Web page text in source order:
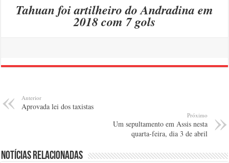
Tahuan foi artilheiro do Andradina em
2018 com 7 gols
Anterior
Aprovada lei dos taxistas
Próximo
Um sepultamento em Assis nesta
quarta-feira, dia 3 de abril
Notícias relacionadas